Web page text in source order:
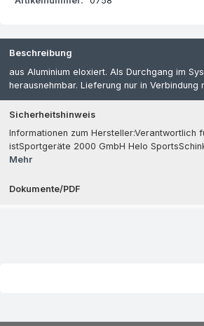
Beschreibung
aus Aluminium eloxiert. Als Durchgang im
herausnehmbar. Lieferung nur in Verbindung
Sicherheitshinweis
Informationen zum Hersteller:Verantwortlich
istSportgeräte 2000 GmbH Helo
Mehr
Dokumente/PDF